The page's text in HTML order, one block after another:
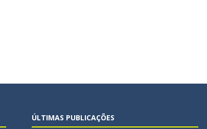
ÚLTIMAS PUBLICAÇÕES